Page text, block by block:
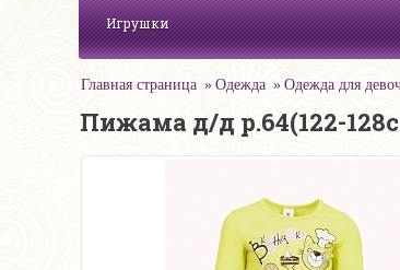
Игрушки
Главная страница Одежда Одежда для
Пижама д/д р.64(122-